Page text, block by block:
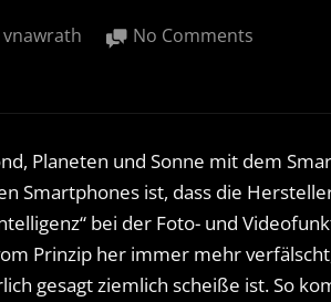
By
vnawrath No Comments
ersten
am
23.08.19
Planeten und Sonne mit dem
Smartphones ist, dass die
bei der Foto- und
Prinzip her immer mehr
gesagt ziemlich scheiße ist. So